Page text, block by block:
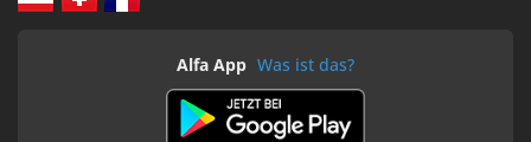
Alfa App Was ist das?